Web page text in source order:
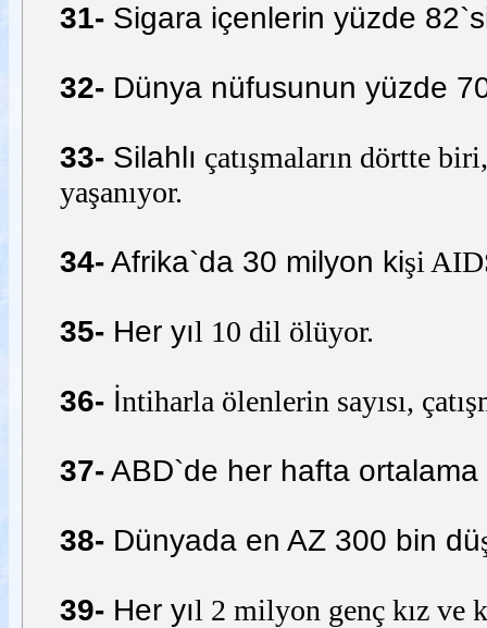
31- Sigara içenlerin yüzde
32- Dünya nüfusunun yüzde
33- Silahlı çatışmaların dörtte
yaşanıyor.
34-Afrika`da 30 milyon kişi
35- Her yıl 10 dil ölüyor.
36- İntiharla ölenlerin sayısı,
37-ABD`de her hafta ortalama
38- Dünyada en AZ 300 bin dü
39- Her yıl 2 milyon genç kız ve